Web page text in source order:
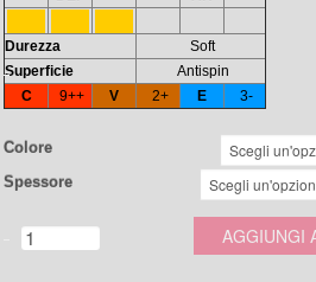
Durezza
Soft
Superficie
Antispin
C
9++ V 2+ E 3-
Colore
Spessore
AGGIUNGI